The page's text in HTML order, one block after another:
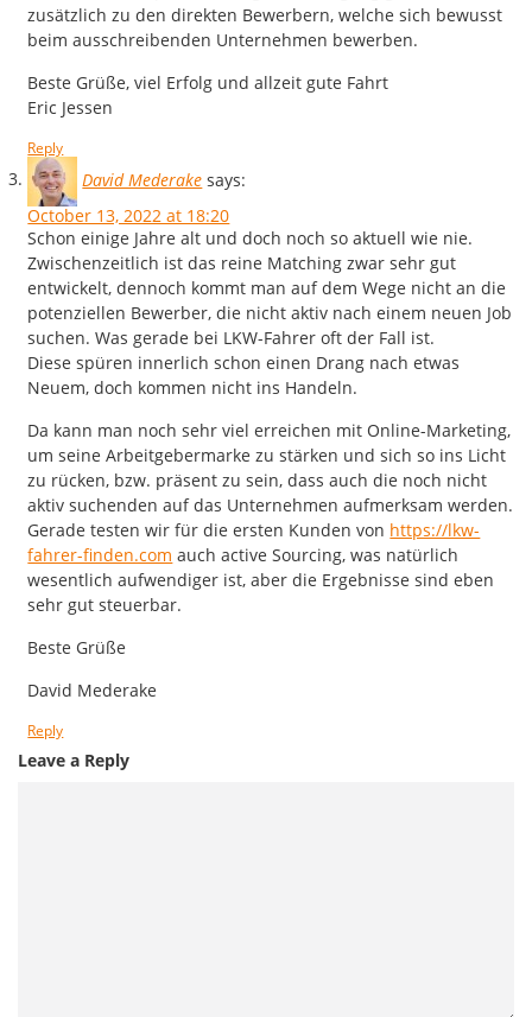
zusätzlich zu den direkten Bewerbern, welche sich bewusst
beim ausschreibenden Unternehmen bewerben.
Beste Grüße, viel Erfolg und allzeit gute Fahrt
Eric Jessen
Reply
David Mederake says:
October 13, 2022 at 18:20
Schon einige Jahre alt und doch noch so aktuell wie nie.
Zwischenzeitlich ist das reine Matching zwar sehr gut
entwickelt, dennoch kommt man auf dem Wege nicht an die
potenziellen Bewerber, die nicht aktiv nach einem neuen Job
suchen. Was gerade bei LKW-Fahrer oft der Fall ist.
Diese spüren innerlich schon einen Drang nach etwas
Neuem, doch kommen nicht ins Handeln.
Da kann man noch sehr viel erreichen mit Online-Marketing,
um seine Arbeitgebermarke zu stärken und sich so ins Licht
zu rücken, bzw. präsent zu sein, dass auch die noch nicht
aktiv suchenden auf das Unternehmen aufmerksam werden.
Gerade testen wir für die ersten Kunden von https://lkw-
fahrer-finden.com auch active Sourcing, was natürlich
wesentlich aufwendiger ist, aber die Ergebnisse sind eben
sehr gut steuerbar.
Beste Grüße
David Mederake
Reply
Leave a Reply